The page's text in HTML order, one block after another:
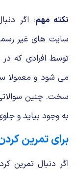
نکته مهم: اگر
سایت های غیر
توسط افرادی که در
می شود و معمولا
سخت. چنین
به وجود بیاید و
برای تمرین کردن این ۶ مرحله را
اگر دنبال تمرین